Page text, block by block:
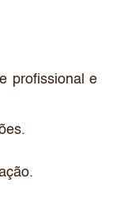
profissional e